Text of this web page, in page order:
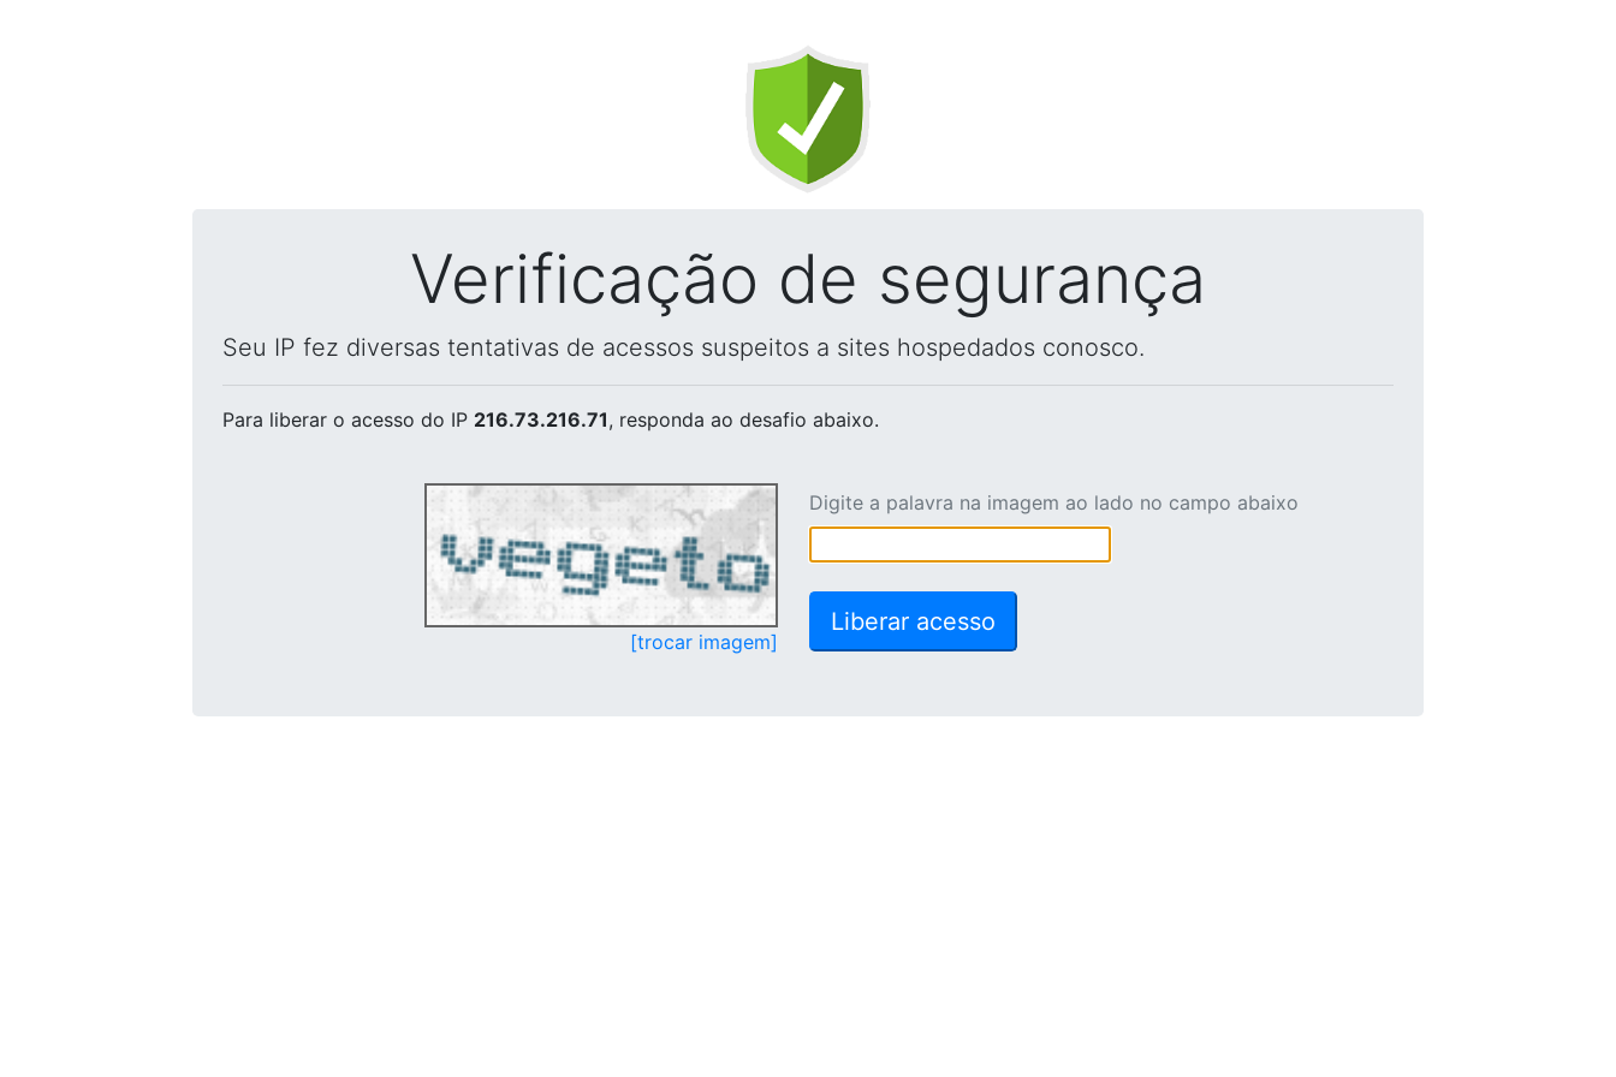
Verificação de segurança
Seu IP fez diversas tentativas de acessos suspeitos a sites hospedados conosco.
Para liberar o acesso do IP 216.73.216.71, responda ao desafio abaixo.
[trocar imagem]
Digite a palavra na imagem ao lado no campo abaixo